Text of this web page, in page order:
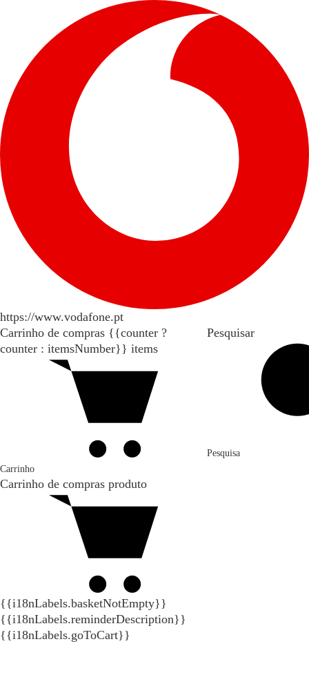
https://www.vodafone.pt
Carrinho de compras {{counter ?
counter : itemsNumber}} items
Carrinho
Carrinho de compras produto
{{i18nLabels.basketNotEmpty}}
{{i18nLabels.reminderDescription}}
{{i18nLabels.goToCart}}
Pesquisar
Pesquisa